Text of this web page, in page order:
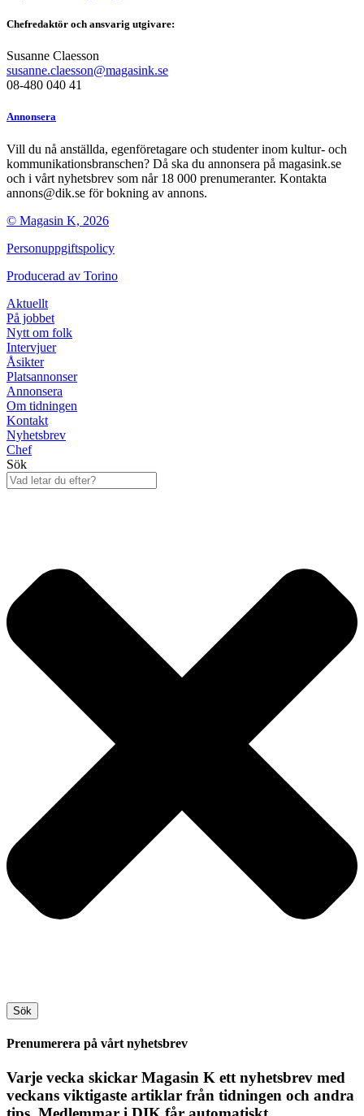
Chefredaktör och ansvarig utgivare:
Susanne Claesson
susanne.claesson@magasink.se
08-480 040 41
Annonsera
Vill du nå anställda, egenföretagare och studenter inom kultur- och
kommunikationsbranschen? Då ska du annonsera på magasink.se
och i vårt nyhetsbrev som når 18 000 prenumeranter. Kontakta
annons@dik.se för bokning av annons.
© Magasin K, 2026
Personuppgiftspolicy
Producerad av Torino
Aktuellt
På jobbet
Nytt om folk
Intervjuer
Åsikter
Platsannonser
Annonsera
Om tidningen
Kontakt
Nyhetsbrev
Chef
Sök
Sök
Prenumerera på vårt nyhetsbrev
Varje vecka skickar Magasin K ett nyhetsbrev med
veckans viktigaste artiklar från tidningen och andra